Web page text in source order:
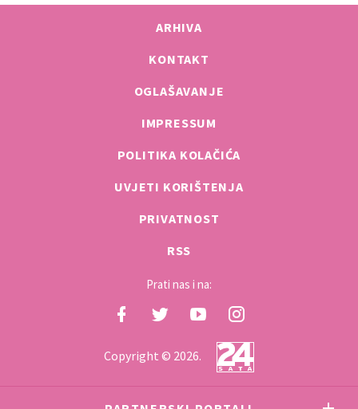
ARHIVA
KONTAKT
OGLAŠAVANJE
IMPRESSUM
POLITIKA KOLAČIĆA
UVJETI KORIŠTENJA
PRIVATNOST
RSS
Prati nas i na:
Copyright © 2026.